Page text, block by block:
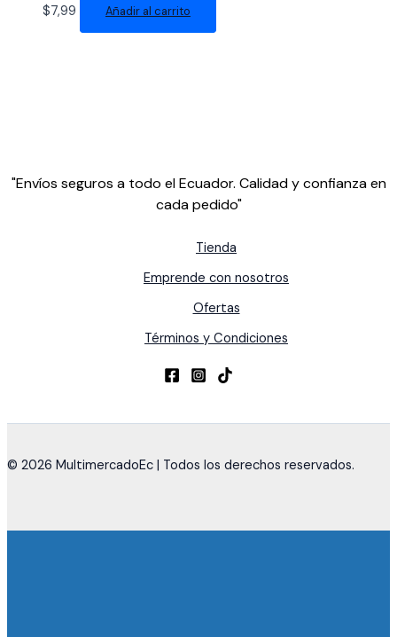
$7,99 Añadir al carrito
"Envíos seguros a todo el Ecuador. Calidad y confianza en
cada pedido"
Tienda
Emprende con nosotros
Ofertas
Términos y Condiciones
© 2026 MultimercadoEc | Todos los derechos reservados.